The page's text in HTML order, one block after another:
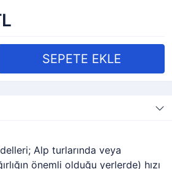
Alp turlarında veya
önemli olduğu yerlerde) hızı